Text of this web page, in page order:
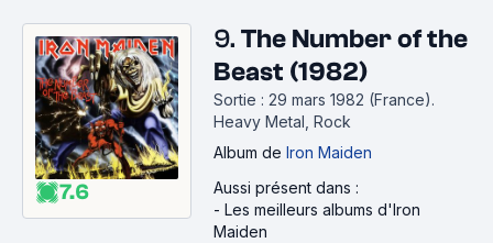
7.6
9. The Number of the
Beast (1982)
Sortie : 29 mars 1982 (France).
Heavy Metal, Rock
Album de Iron Maiden
Aussi présent dans :
- Les meilleurs albums d'Iron
Maiden